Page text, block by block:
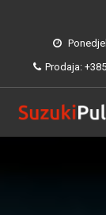
Prodaja: